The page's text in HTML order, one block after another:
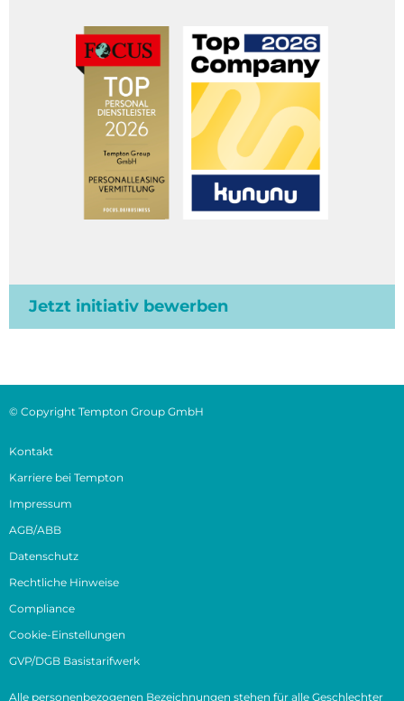
Jetzt initiativ bewerben
© Copyright Tempton Group GmbH
Kontakt
Karriere bei Tempton
Impressum
AGB/ABB
Datenschutz
Rechtliche Hinweise
Compliance
Cookie-Einstellungen
GVP/DGB Basistarifwerk
Alle personenbezogenen Bezeichnungen stehen für alle Geschlechter